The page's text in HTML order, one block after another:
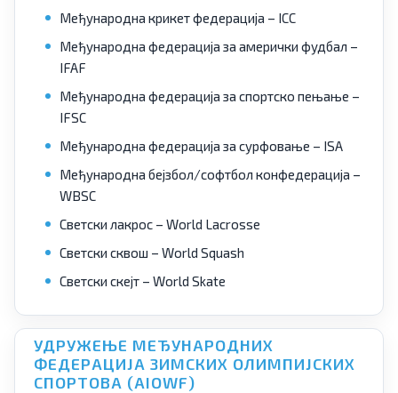
Међународна крикет федерација – ICC
Међународна федерација за амерички фудбал –
IFAF
Међународна федерација за спортско пењање –
IFSC
Међународна федерација за сурфовање – ISA
Међународна бејзбол/софтбол конфедерација –
WBSC
Светски лакрос – World Lacrosse
Светски сквош – World Squash
Светски скејт – World Skate
УДРУЖЕЊЕ МЕЂУНАРОДНИХ
ФЕДЕРАЦИЈА ЗИМСКИХ ОЛИМПИЈСКИХ
СПОРТОВА (AIOWF)